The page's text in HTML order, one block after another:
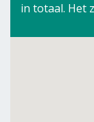
in totaal. Het